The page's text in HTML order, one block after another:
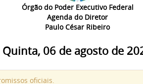
Órgão do Poder Executivo Federal
Agenda do Diretor
Paulo César Ribeiro
Quinta, 06 de agosto de
oficiais.